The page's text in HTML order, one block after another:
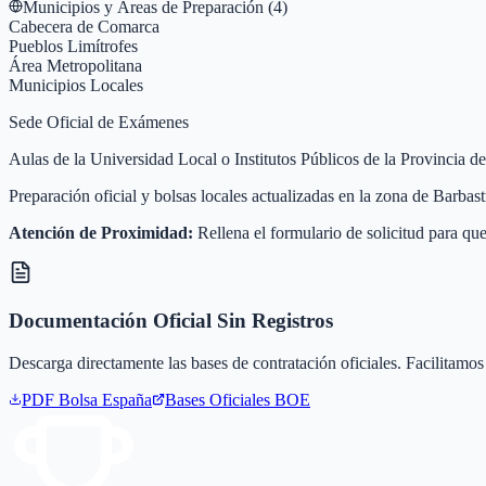
Municipios y Áreas de Preparación (4)
Cabecera de Comarca
Pueblos Limítrofes
Área Metropolitana
Municipios Locales
Sede Oficial de Exámenes
Aulas de la Universidad Local o Institutos Públicos de la Provincia
Preparación oficial y bolsas locales actualizadas en la zona de
Atención de Proximidad: Rellena el formulario de solicitud para
Documentación Oficial Sin Registros
Descarga directamente las bases de contratación oficiales.
PDF Bolsa España Bases Oficiales BOE